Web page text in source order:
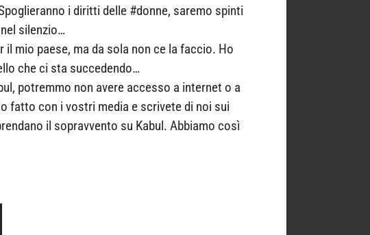
i diritti delle #donne, saremo spinti
silenzio…
mio paese, ma da sola non ce la faccio. Ho
che ci sta succedendo…
potremmo non avere accesso a internet o a
fatto con i vostri media e scrivete di noi sui
il sopravvento su Kabul. Abbiamo così